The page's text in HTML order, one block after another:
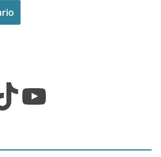
YouTube